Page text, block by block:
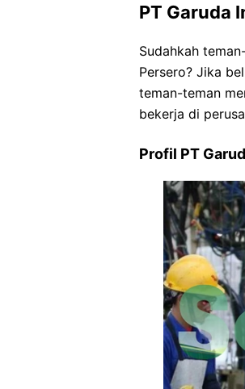
PT Garuda
Sudahkah
Persero? Jika
teman-teman
bekerja di
Profil PT